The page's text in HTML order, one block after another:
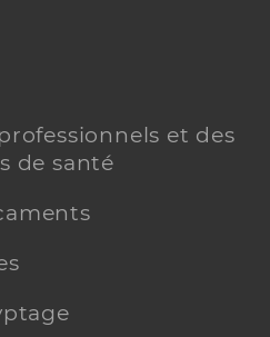
et des
de santé